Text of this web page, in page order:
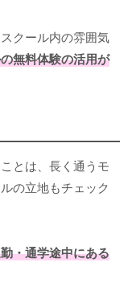
クール内の雰囲気
無料体験の活用が
とは、長く通うモ
の立地もチェック
・通学途中にある